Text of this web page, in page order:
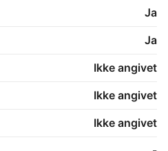
Ja
Ja
Ikke angivet
Ikke angivet
Ikke angivet